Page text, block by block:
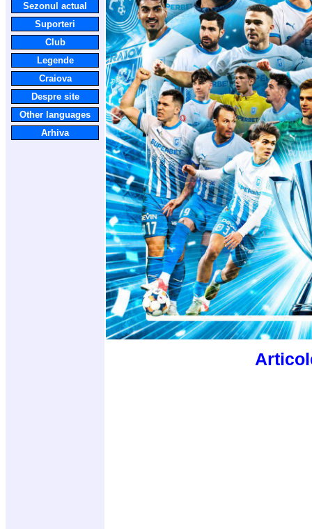
Sezonul actual
Suporteri
Club
Legende
Craiova
Despre site
Other languages
Arhiva